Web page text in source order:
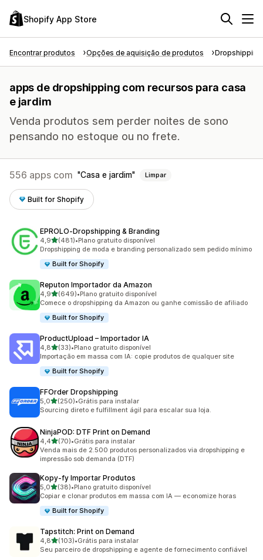
Shopify App Store
Encontrar produtos Opções de aquisição de produtos Dropshipping
apps de dropshipping com recursos para casa
e jardim
Venda produtos sem perder noites de sono
pensando no estoque ou no frete.
556 apps com Casa e jardim Limpar
Built for Shopify
EPROLO‑Dropshipping & Branding
4,9de 5 estrelas
(481)
481 avaliações ao todo
•Plano gratuito disponível
Dropshipping de moda e branding personalizado sem pedido mínimo
Built for Shopify
Reputon Importador da Amazon
4,9de 5 estrelas
(649)
649 avaliações ao todo
•Plano gratuito disponível
Comece o dropshipping da Amazon ou ganhe comissão de afiliado
Built for Shopify
ProductUpload – Importador IA
4,8de 5 estrelas
(33)
33 avaliações ao todo
•Plano gratuito disponível
Importação em massa com IA: copie produtos de qualquer site
Built for Shopify
FFOrder Dropshipping
5,0de 5 estrelas
(250)
250 avaliações ao todo
•Grátis para instalar
Sourcing direto e fulfillment ágil para escalar sua loja.
NinjaPOD: DTF Print on Demand
4,4de 5 estrelas
(70)
70 avaliações ao todo
•Grátis para instalar
Venda mais de 2.500 produtos personalizados via dropshipping e
impressão sob demanda (DTF)
Kopy‑fy Importar Produtos
5,0de 5 estrelas
(38)
38 avaliações ao todo
•Plano gratuito disponível
Copiar e clonar produtos em massa com IA — economize horas
Built for Shopify
Tapstitch: Print on Demand
4,8de 5 estrelas
(103)
103 avaliações ao todo
•Grátis para instalar
Seu parceiro de dropshipping e agente de fornecimento confiável